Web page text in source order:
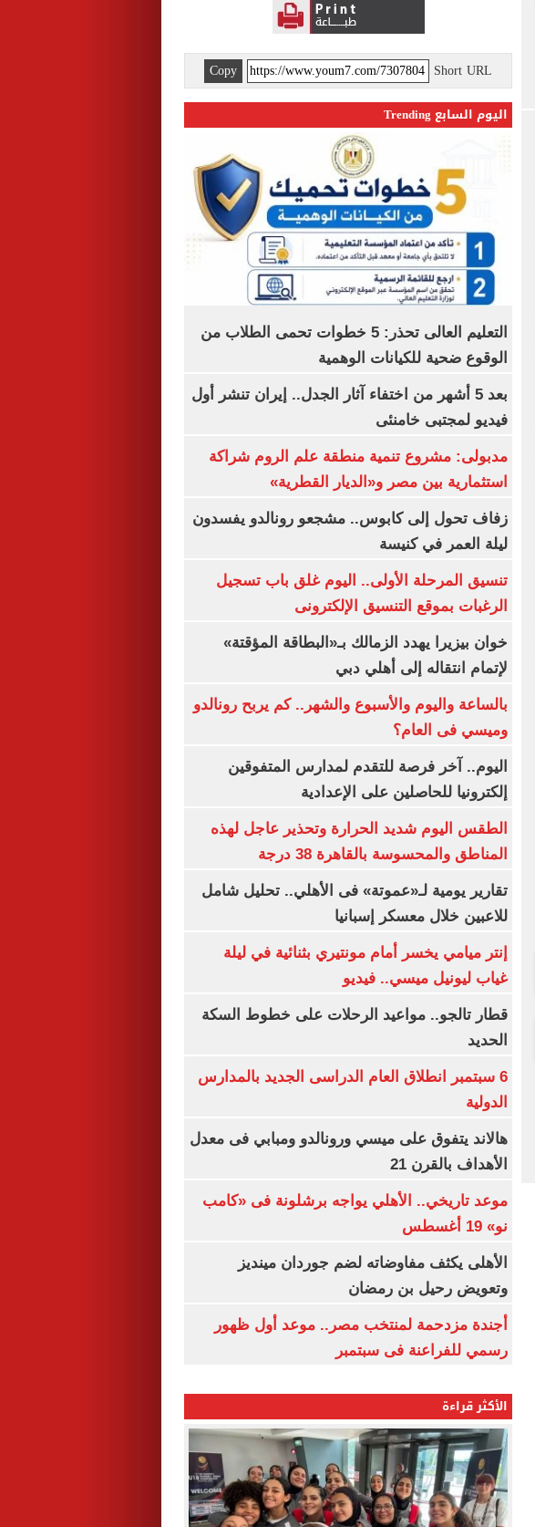
Short URL
Copy
اليوم السابع Trending
التعليم العالى تحذر: 5 خطوات تحمى الطلاب من
الوقوع ضحية للكيانات الوهمية
بعد 5 أشهر من اختفاء آثار الجدل.. إيران تنشر أول
فيديو لمجتبى خامنئى
مدبولى: مشروع تنمية منطقة علم الروم شراكة
استثمارية بين مصر و«الديار القطرية»
زفاف تحول إلى كابوس.. مشجعو رونالدو يفسدون
ليلة العمر في كنيسة
تنسيق المرحلة الأولى.. اليوم غلق باب تسجيل
الرغبات بموقع التنسيق الإلكترونى
خوان بيزيرا يهدد الزمالك بـ«البطاقة المؤقتة»
لإتمام انتقاله إلى أهلي دبي
بالساعة واليوم والأسبوع والشهر.. كم يربح رونالدو
وميسي فى العام؟
اليوم.. آخر فرصة للتقدم لمدارس المتفوقين
إلكترونيا للحاصلين على الإعدادية
الطقس اليوم شديد الحرارة وتحذير عاجل لهذه
المناطق والمحسوسة بالقاهرة 38 درجة
تقارير يومية لـ«عموتة» فى الأهلي.. تحليل شامل
للاعبين خلال معسكر إسبانيا
إنتر ميامي يخسر أمام مونتيري بثنائية في ليلة
غياب ليونيل ميسي.. فيديو
قطار تالجو.. مواعيد الرحلات على خطوط السكة
الحديد
6 سبتمبر انطلاق العام الدراسى الجديد بالمدارس
الدولية
هالاند يتفوق على ميسي ورونالدو ومبابي فى معدل
الأهداف بالقرن 21
موعد تاريخي.. الأهلي يواجه برشلونة فى «كامب
نو» 19 أغسطس
الأهلى يكثف مفاوضاته لضم جوردان مينديز
وتعويض رحيل بن رمضان
أجندة مزدحمة لمنتخب مصر.. موعد أول ظهور
رسمي للفراعنة فى سبتمبر
الأكثر قراءة